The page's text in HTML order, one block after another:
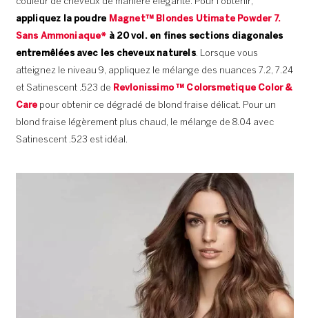
appliquez la poudre Magnet™ Blondes Utimate Powder 7.
Sans Ammoniaque* à 20 vol. en fines sections diagonales
entremêlées avec les cheveux naturels. Lorsque vous
atteignez le niveau 9, appliquez le mélange des nuances 7.2, 7.24
et Satinescent .523 de Revlonissimo ™ Colorsmetique Color &
Care pour obtenir ce dégradé de blond fraise délicat. Pour un
blond fraise légèrement plus chaud, le mélange de 8.04 avec
Satinescent .523 est idéal.